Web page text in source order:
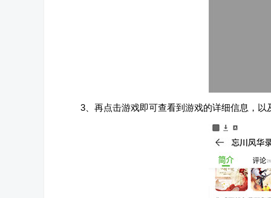
3、再点击游戏即可查看到游戏的详细信息，以